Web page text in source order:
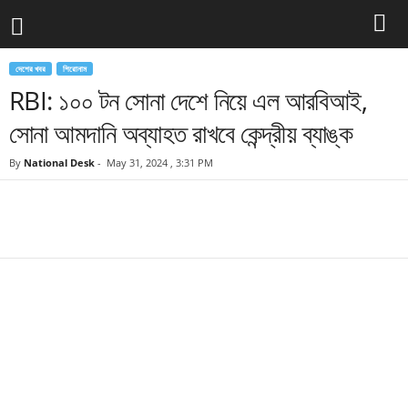
দেশের খবর শিরোনাম
RBI: ১০০ টন সোনা দেশে নিয়ে এল আরবিআই,
সোনা আমদানি অব্যাহত রাখবে কেন্দ্রীয় ব্যাঙ্ক
By National Desk - May 31, 2024 , 3:31 PM